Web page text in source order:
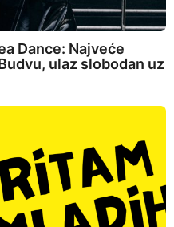
Dance: Najveće
ulaz slobodan uz